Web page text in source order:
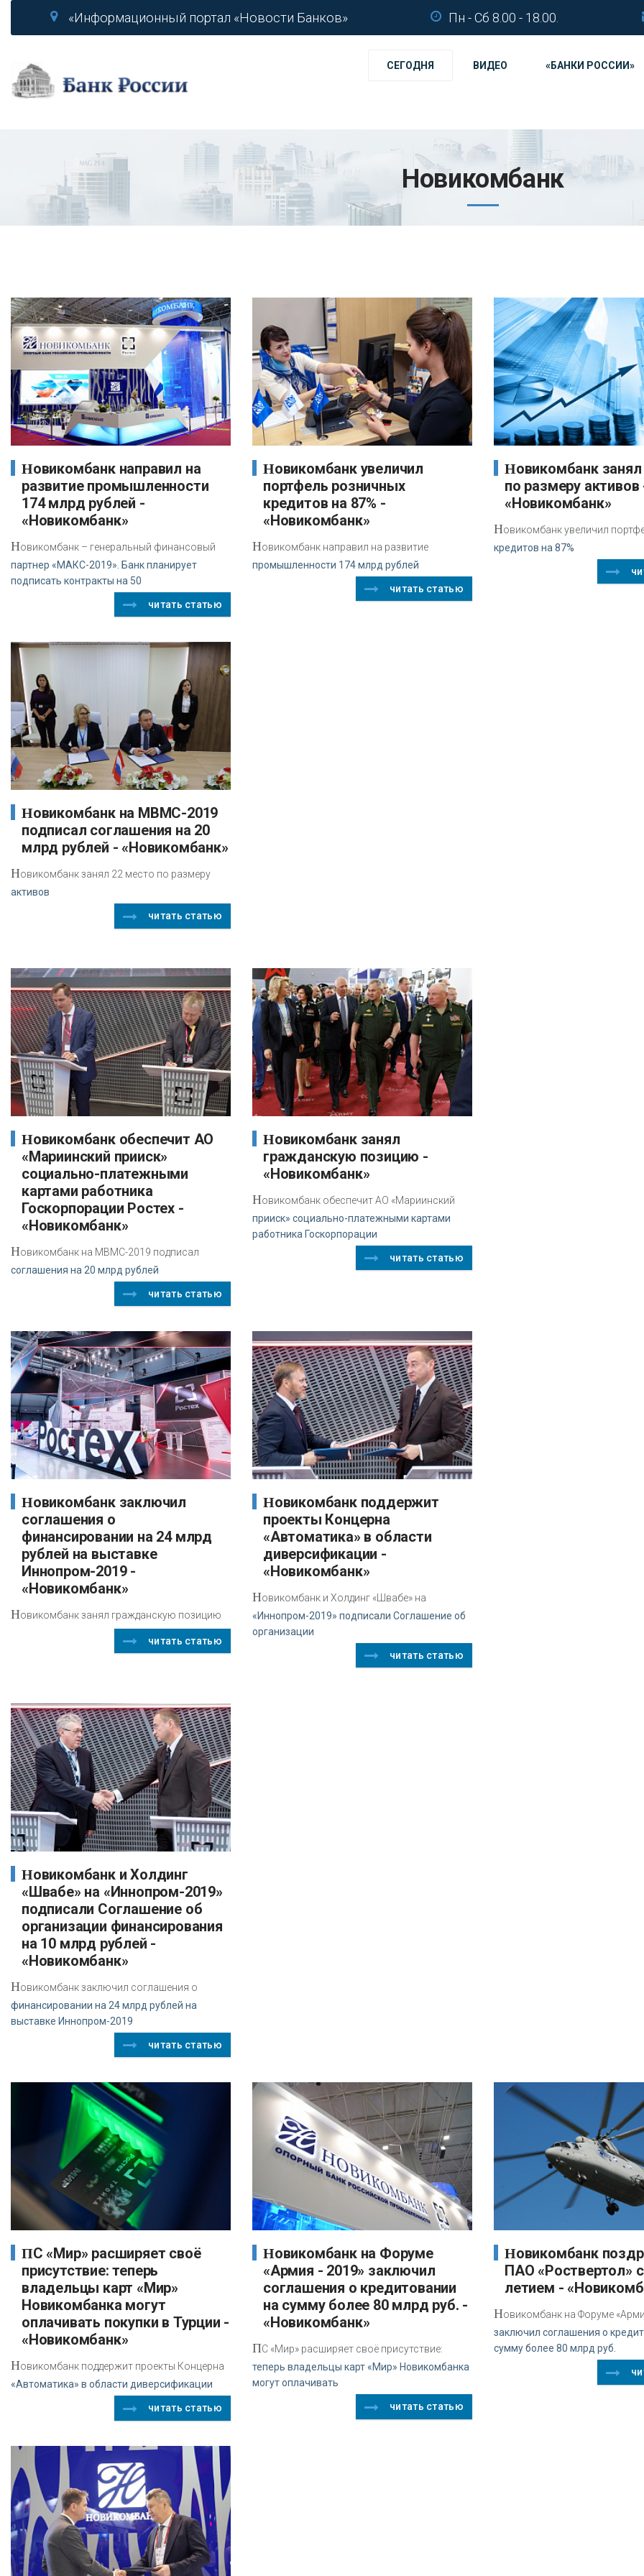
«Информационный портал «Новости Банков» Пн - Сб 8.00 - 18.00.
СЕГОДНЯ ВИДЕО «БАНКИ РОССИИ»
Новикомбанк
Новикомбанк направил на
развитие промышленности
174 млрд рублей -
«Новикомбанк»
Новикомбанк – генеральный финансовый
партнер «МАКС-2019». Банк планирует
подписать контракты на 50
читать статью
Новикомбанк увеличил
портфель розничных
кредитов на 87% -
«Новикомбанк»
Новикомбанк направил на развитие
промышленности 174 млрд рублей
читать статью
Новикомбанк занял 22 место
по размеру активов
«Новикомбанк»
Новикомбанк увеличил
кредитов на 87%
Новикомбанк на МВМС-2019
подписал соглашения на 20
млрд рублей - «Новикомбанк»
Новикомбанк занял 22 место по размеру
активов
читать статью
Новикомбанк обеспечит АО
«Мариинский прииск»
социально-платежными
картами работника
Госкорпорации Ростех -
«Новикомбанк»
Новикомбанк на МВМС-2019 подписал
соглашения на 20 млрд рублей
читать статью
Новикомбанк занял
гражданскую позицию -
«Новикомбанк»
Новикомбанк обеспечит АО «Мариинский
прииск» социально-платежными картами
работника Госкорпорации
читать статью
Новикомбанк заключил
соглашения о
финансировании на 24 млрд
рублей на выставке
Иннопром-2019 -
«Новикомбанк»
Новикомбанк занял гражданскую позицию
читать статью
Новикомбанк поддержит
проекты Концерна
«Автоматика» в области
диверсификации -
«Новикомбанк»
Новикомбанк и Холдинг «Швабе» на
«Иннопром-2019» подписали Соглашение об
организации
читать статью
Новикомбанк и Холдинг
«Швабе» на «Иннопром-2019»
подписали Соглашение об
организации финансирования
на 10 млрд рублей -
«Новикомбанк»
Новикомбанк заключил соглашения о
финансировании на 24 млрд рублей на
выставке Иннопром-2019
читать статью
ПС «Мир» расширяет своё
присутствие: теперь
владельцы карт «Мир»
Новикомбанка могут
оплачивать покупки в Турции -
«Новикомбанк»
Новикомбанк поддержит проекты Концерна
«Автоматика» в области диверсификации
читать статью
Новикомбанк на Форуме
«Армия - 2019» заключил
соглашения о кредитовании
на сумму более 80 млрд руб. -
«Новикомбанк»
ПС «Мир» расширяет своё присутствие:
теперь владельцы карт «Мир» Новикомбанка
могут оплачивать
читать статью
Новикомбанк поздравляет
ПАО «Роствертол»
летием -
Новикомбанк на Форуме
заключил соглашения о
сумму более 80 млрд руб.